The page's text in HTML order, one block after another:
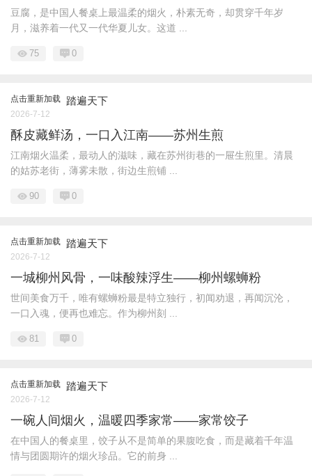
豆腐，是中国人餐桌上最温柔的烟火，朴素无奇，却贯穿千年岁
月，滋养着一代又一代华夏儿女。这道 ...
75 0
点击重新加载 踏遍天下
2026-7-12
酥皮藏鲜汤，一口入江南——苏州生煎
江南烟火温柔，最动人的滋味，藏在苏州街巷的一屉生煎里。清晨
的姑苏老街，薄雾未散，街边生煎铺 ...
90 0
点击重新加载 踏遍天下
2026-7-12
一城柳州风骨，一味酸辣浮生——柳州螺蛳粉
世间美食万千，唯有螺蛳粉最是特立独行，初闻劝退，再闻沉沦，
一口入魂，便再也难忘。作为柳州刻 ...
81 0
点击重新加载 踏遍天下
2026-7-12
一碗人间烟火，温暖四季家常——家常饺子
在中国人的餐桌里，饺子从不是简单的果腹吃食，而是藏着千年温
情与团圆期许的烟火珍品。它的前身 ...